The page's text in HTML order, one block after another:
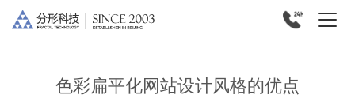
色彩扁平化网站设计风格的优点